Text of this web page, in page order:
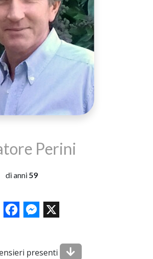
Perini
di anni59
FacebookMessenger
X
presenti